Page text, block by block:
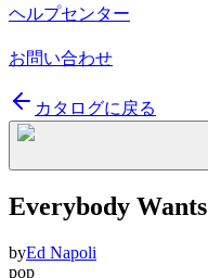
ヘルプセンター
お問い合わせ
カタログに戻る
Everybody Wants
byEd Napoli
pop